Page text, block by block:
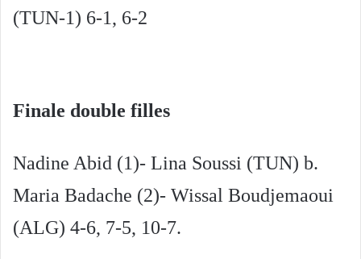
(TUN-1) 6-1, 6-2
Finale double filles
Nadine Abid (1)- Lina Soussi (TUN) b.
Maria Badache (2)- Wissal Boudjemaoui
(ALG) 4-6, 7-5, 10-7.